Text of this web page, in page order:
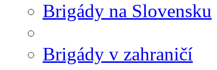
Brigády na Slovensku
Brigády v zahraničí